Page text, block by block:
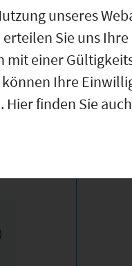
unseres
Sie uns
mit einer
Ihre
Hier finden Sie